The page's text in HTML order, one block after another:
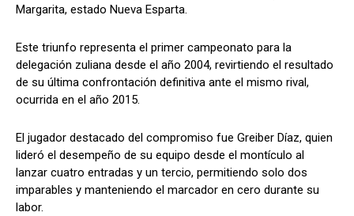
Margarita, estado Nueva Esparta.
Este triunfo representa el primer campeonato para la
delegación zuliana desde el año 2004, revirtiendo el resultado
de su última confrontación definitiva ante el mismo rival,
ocurrida en el año 2015.
El jugador destacado del compromiso fue Greiber Díaz, quien
lideró el desempeño de su equipo desde el montículo al
lanzar cuatro entradas y un tercio, permitiendo solo dos
imparables y manteniendo el marcador en cero durante su
labor.